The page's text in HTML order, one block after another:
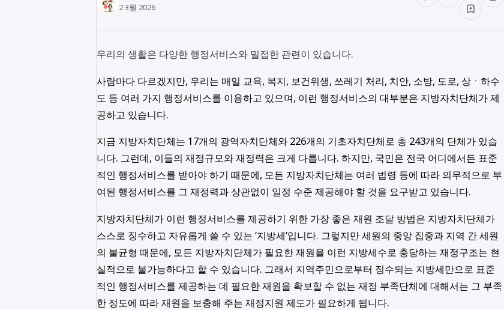
2 3월 2026
우리의 생활은 다양한 행정서비스와 밀접한 관련이 있습니다.
사람마다 다르겠지만, 우리는 매일 교육, 복지, 보건위생, 쓰레기 처리, 치안, 소방, 도로, 상ㆍ하수
도 등 여러 가지 행정서비스를 이용하고 있으며, 이런 행정서비스의 대부분은 지방자치단체가 제
공하고 있습니다.
지금 지방자치단체는 17개의 광역자치단체와 226개의 기초자치단체로 총 243개의 단체가 있습
니다. 그런데, 이들의 재정규모와 재정력은 크게 다릅니다. 하지만, 국민은 전국 어디에서든 표준
적인 행정서비스를 받아야 하기 때문에, 모든 지방자치단체는 여러 법령 등에 따라 의무적으로 부
여된 행정서비스를 그 재정력과 상관없이 일정 수준 제공해야 할 것을 요구받고 있습니다.
지방자치단체가 이런 행정서비스를 제공하기 위한 가장 좋은 재원 조달 방법은 지방자치단체가
스스로 징수하고 자유롭게 쓸 수 있는 ‘지방세’입니다. 그렇지만 세원의 중앙 집중과 지역 간 세원
의 불균형 때문에, 모든 지방자치단체가 필요한 재원을 이런 지방세수로 충당하는 재정구조는 현
실적으로 불가능하다고 할 수 있습니다. 그래서 지역주민으로부터 징수되는 지방세만으로 표준
적인 행정서비스를 제공하는 데 필요한 재원을 확보할 수 없는 재정 부족단체에 대해서는 그 부족
한 정도에 따라 재원을 보충해 주는 재정지원 제도가 필요하게 됩니다.